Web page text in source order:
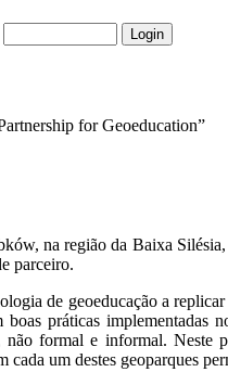
for Geoeducation”
na região da Baixa
parceiro.
de geoeducação a
práticas implementadas
formal e informal. Neste
cada um destes geoparques